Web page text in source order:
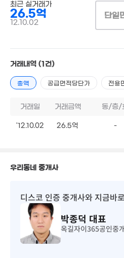
최근 실거래가
26.5억
12.10.02
단일
거래내역 (1건)
총액 공급면적당단가 전용
거래일 거래금액 동/층/
'12.10.02 26.5억 -
우리동네 중개사
디스코 인증 중개사와 지금바
박종덕 대표